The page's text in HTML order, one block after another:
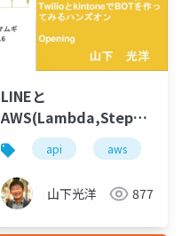
LINEと
AWS(Lambda,Step
Functions,API
Gateway)とTwilioと
kintoneでBOTを作っ
てみるハンズオン
(yamamugi vol.6)
api aws
山下光洋 877